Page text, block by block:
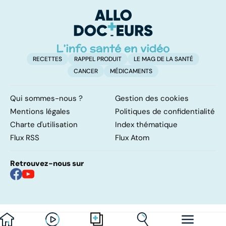
d'angine ?
RECETTES RAPPEL PRODUIT
LE MAG DE LA SANTÉ
CANCER
MÉDICAMENTS
Qui sommes-nous ?
Gestion des cookies
Mentions légales
Politiques de confidentialité
Charte d'utilisation
Index thématique
Flux RSS
Flux Atom
Retrouvez-nous sur